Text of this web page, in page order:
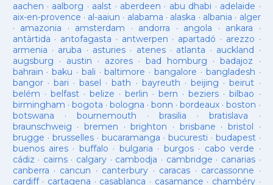
aachen · aalborg · aalst · aberdeen · abu dhabi · adelaide ·
aix-en-provence · al-aaiun · alabama · alaska · albania · alger
· amazonia · amsterdam · andorra · angola · ankara ·
antàrtida · antofagasta · antwerpen · apartadó · arezzo ·
armenia · aruba · asturies· atenes· atlanta · auckland ·
augsburg · austin · azores·bad homburg ·badajoz ·
bahrain ·baku · bali ·baltimore ·bangalore · bangladesh ·
bangor· bari ·basel ·bath · bayreuth ·beijing ·beirut ·
belém · belfast· belize · berlin ·bern ·beziers ·bilbao ·
birmingham · bogota · bologna ·bonn ·bordeaux ·boston ·
botswana · bournemouth ·brasilia ·bratislava ·
braunschweig · bremen ·brighton · brisbane · bristol ·
brugge · brusselles· bucaramanga · bucuresti · budapest·
buenos aires· buffalo · bulgaria · burgos· cabo verde ·
cádiz · cairns· calgary · cambodja · cambridge · canarias·
canberra · cancun · canterbury · caracas · carcassonne ·
cardiff· cartagena · casablanca · casamance · chambéry·